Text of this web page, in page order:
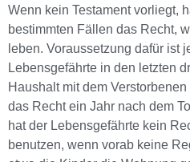
Wenn kein Testament vorliegt,
bestimmten Fällen das Recht,
leben. Voraussetzung dafür ist
Lebensgefährte in den letzten
Haushalt mit dem
das Recht ein Jahr nach dem
hat der Lebensgefährte kein
benutzen, wenn vorab keine